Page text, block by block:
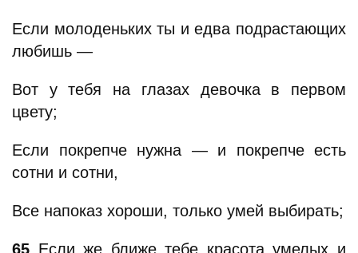
Если молоденьких ты и едва подрастающих
любишь —
Вот у тебя на глазах девочка в первом
цвету;
Если покрепче нужна — и покрепче есть
сотни и сотни,
Все напоказ хороши, только умей выбирать;
65 Если же ближе тебе красота умелых и